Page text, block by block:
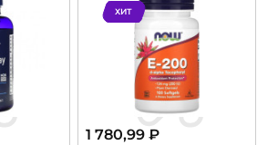
ХИТ
1 780,99 ₽